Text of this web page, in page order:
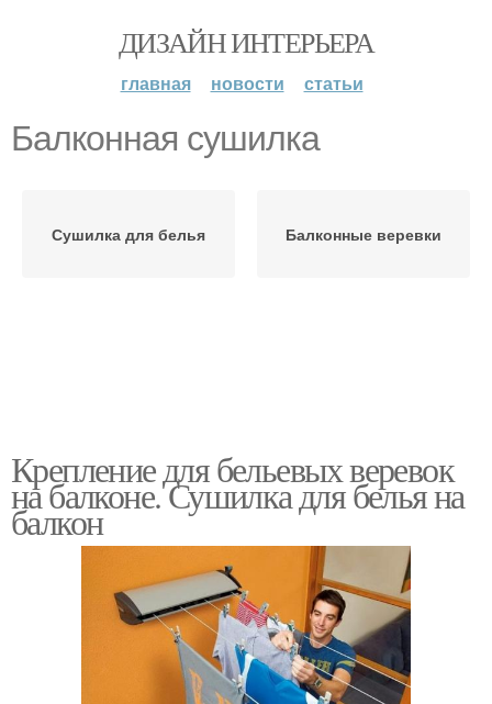
ДИЗАЙН ИНТЕРЬЕРА
главная новости статьи
Балконная сушилка
Сушилка для белья Балконные веревки
Крепление для бельевых веревок
на балконе. Сушилка для белья на
балкон